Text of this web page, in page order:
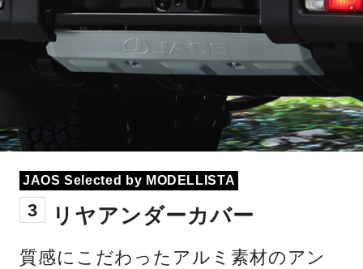
JAOS Selected by MODELLISTA
3 リヤアンダーカバー
質感にこだわったアルミ素材のアン